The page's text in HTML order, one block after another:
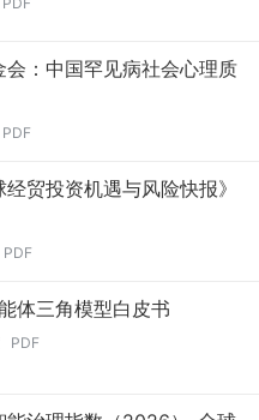
：中国罕见病社会心理质
PDF
贸投资机遇与风险快报》
PDF
体三角模型白皮书
PDF